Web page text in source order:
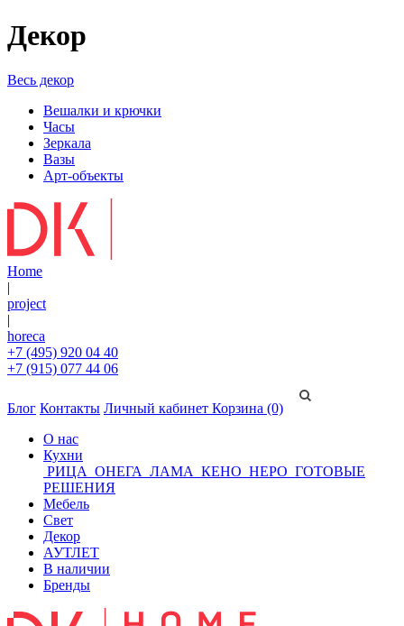
Декор
Весь декор
Вешалки и крючки
Часы
Зеркала
Вазы
Арт-объекты
Home
|
project
|
horeca
+7 (495) 920 04 40
+7 (915) 077 44 06
Блог Контакты Личный кабинет Корзина (0)
О нас
Кухни
РИЦА ОНЕГА ЛАМА КЕНО НЕРО ГОТОВЫЕ
РЕШЕНИЯ
Мебель
Свет
Декор
АУТЛЕТ
В наличии
Бренды